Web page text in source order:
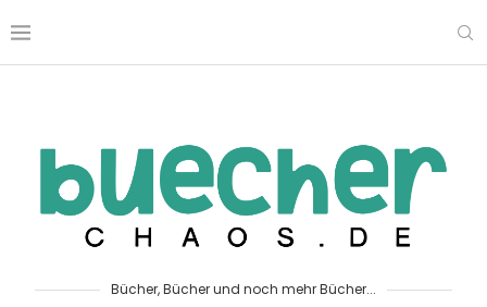
Bücher, Bücher und noch mehr Bücher...